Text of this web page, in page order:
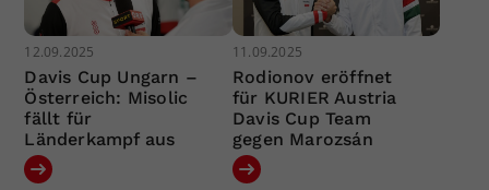
12.09.2025
Davis Cup Ungarn –
Österreich: Misolic
fällt für
Länderkampf aus
11.09.2025
Rodionov eröffnet
für KURIER Austria
Davis Cup Team
gegen Marozsán